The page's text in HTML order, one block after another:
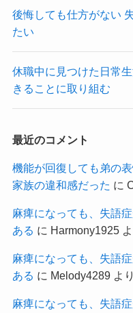
後悔しても仕方がない
たい
休職中に見つけた日常
きることに取り組む
最近のコメント
機能が回復しても弟の
家族の違和感だった に
麻痺になっても、失語
ある に Harmony1925よ
麻痺になっても、失語
ある に Melody4289より
麻痺になっても、失語